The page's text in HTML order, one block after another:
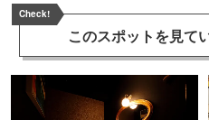
Check!
このスポットを見て